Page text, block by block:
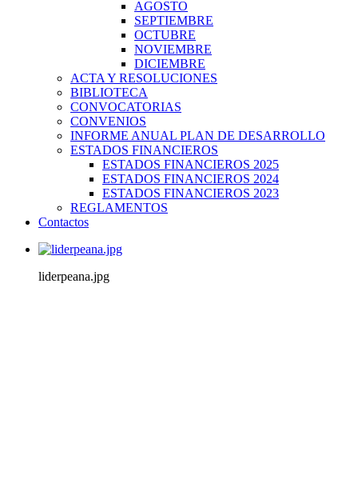
AGOSTO
SEPTIEMBRE
OCTUBRE
NOVIEMBRE
DICIEMBRE
ACTA Y RESOLUCIONES
BIBLIOTECA
CONVOCATORIAS
CONVENIOS
INFORME ANUAL PLAN DE DESARROLLO
ESTADOS FINANCIEROS
ESTADOS FINANCIEROS 2025
ESTADOS FINANCIEROS 2024
ESTADOS FINANCIEROS 2023
REGLAMENTOS
Contactos
liderpeana.jpg